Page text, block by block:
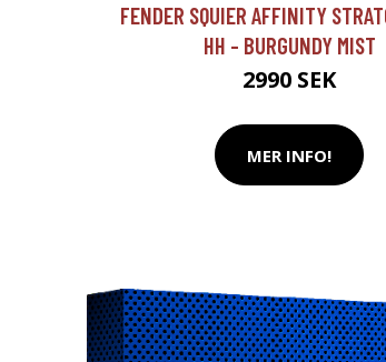
FENDER SQUIER AFFINITY
HH - BURGUNDY MIST
2990 SEK
MER INFO!